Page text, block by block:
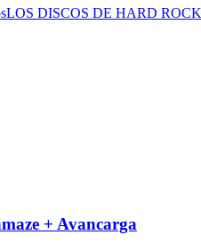
LOS DISCOS DE HARD
+ Avancarga